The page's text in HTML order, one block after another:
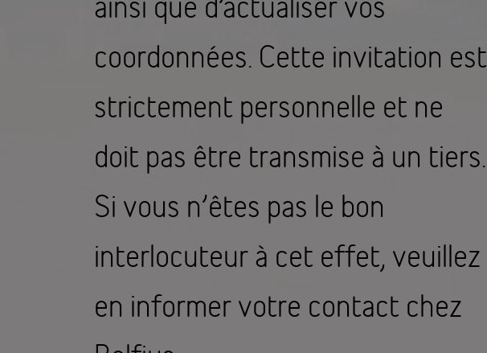
coordonnées. Cette invitation est
strictement personnelle et ne
doit pas être transmise à un tiers.
Si vous n’êtes pas le bon
interlocuteur à cet effet, veuillez
en informer votre contact chez